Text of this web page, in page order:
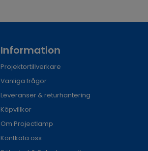
Information
Projektortillverkare
Vanliga frågor
Leveranser & returhantering
Köpvillkor
Om Projectlamp
Kontkata oss